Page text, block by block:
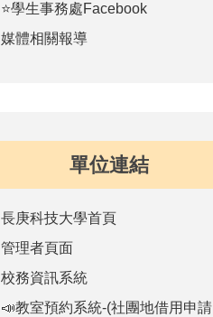
⭐學生事務處Facebook
媒體相關報導
單位連結
長庚科技大學首頁
管理者頁面
校務資訊系統
📣教室預約系統-(社團地借用申請